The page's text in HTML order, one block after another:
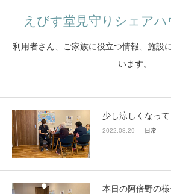
えびす堂見守りシェア
利用者さん、ご家族に役立つ情報、施設
います。
少し涼しくなっ
2022.08.29 日常
本日の阿倍野の様
スタッフ
お知らせ
お問い合わせ